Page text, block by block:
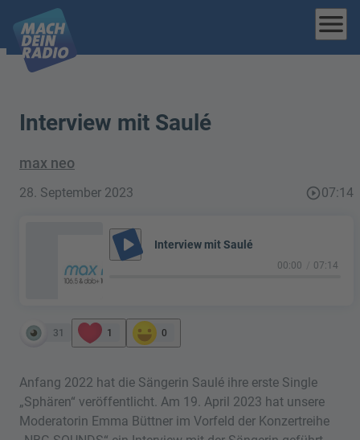
menu
Interview mit Saulé
max neo
28. September 2023 play_circle_outline07:14
play_arrow Interview mit Saulé
00:00 07:14
31 1 0
Anfang 2022 hat die Sängerin Saulé ihre erste Single
„Sphären“ veröffentlicht. Am 19. April 2023 hat unsere
Moderatorin Emma Büttner im Vorfeld der Konzertreihe